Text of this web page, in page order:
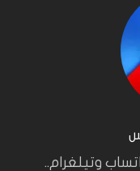
وتيلغرام..